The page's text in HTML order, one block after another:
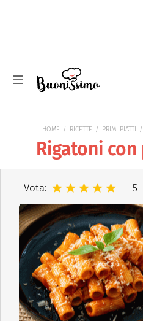
HOME RICETTE PRIMI PIATTI
Rigatoni
Vota: 5